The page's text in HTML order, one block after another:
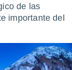
de las
importante del